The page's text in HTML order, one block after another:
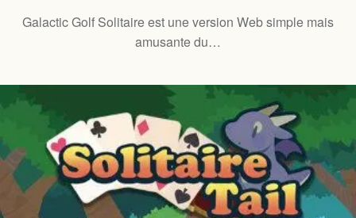
Galactic Golf Solitaire est une version Web simple mais
amusante du…